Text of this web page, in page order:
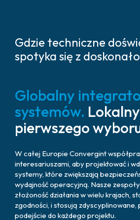
Gdzie techniczne
spotyka się z
Globalny
systemów.
pierwszego
W całej Europie Convergint
interesariuszami, aby projektować i
systemy, które zwiększają
wydajność operacyjną. Nasze
złożoność działania w wielu krajach,
zgodności, i stosują zdyscyplinowane,
podejście do każdego projektu.